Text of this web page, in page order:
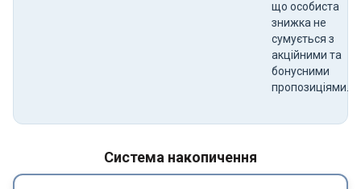
що особиста
знижка не
сумується з
акційними та
бонусними
пропозиціями.
Система накопичення